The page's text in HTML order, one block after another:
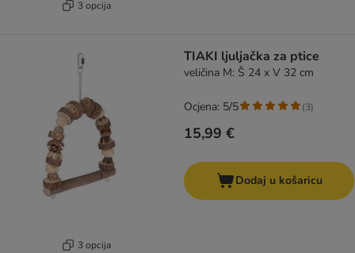
3 opcija
3 opcija
TIAKI ljuljačka za ptice
veličina M: Š 24 x V 32 cm
15,99 €
Ocjena: 5/5 (3)
Dodaj u košaricu